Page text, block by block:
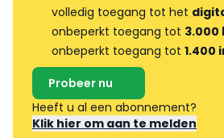
volledig toegang tot het
onbeperkt toegang tot
onbeperkt toegang tot 1.400
Probeer nu
Heeft u al een abonnement?
Klik hier om aan te melden